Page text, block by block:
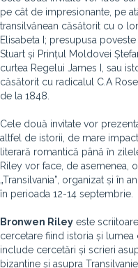
pe cât de impresionante, pe
transilvănean căsătorit cu o
Elisabeta I; presupusa
Stuart și Prințul Moldovei
curtea Regelui James I, sau
căsătorit cu radicalul C.A
de la 1848.
Cele două invitate vor
altfel de istorii, de mare
literară romantică până ȋn
Riley vor face, de asemenea,
„Transilvania”, organizat și în
în perioada 12-14 septembrie.
Bronwen Riley este
cercetare fiind istoria și lumea
include cercetări și scrieri
bizantine și asupra